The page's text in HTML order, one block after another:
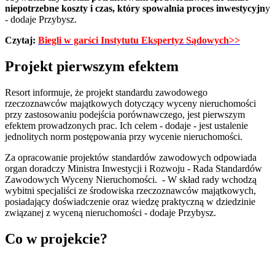
niepotrzebne koszty i czas, który spowalnia proces inwestycyjny
- dodaje Przybysz.
Czytaj: Biegli w garści Instytutu Ekspertyz Sądowych>>
Projekt pierwszym efektem
Resort informuje, że projekt standardu zawodowego
rzeczoznawców majątkowych dotyczący wyceny nieruchomości
przy zastosowaniu podejścia porównawczego, jest pierwszym
efektem prowadzonych prac. Ich celem - dodaje - jest ustalenie
jednolitych norm postępowania przy wycenie nieruchomości.
Za opracowanie projektów standardów zawodowych odpowiada
organ doradczy Ministra Inwestycji i Rozwoju - Rada Standardów
Zawodowych Wyceny Nieruchomości. - W skład rady wchodzą
wybitni specjaliści ze środowiska rzeczoznawców majątkowych,
posiadający doświadczenie oraz wiedzę praktyczną w dziedzinie
związanej z wyceną nieruchomości - dodaje Przybysz.
Co w projekcie?